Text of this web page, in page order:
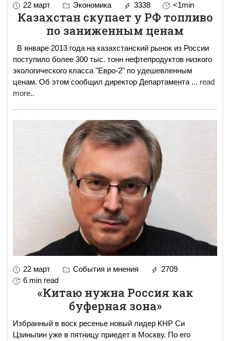
22 март Экономика 3338 <1min
Казахстан скупает у РФ топливо
по заниженным ценам
В январе 2013 года на казахстанский рынок из России
поступило более 300 тыс. тонн нефтепродуктов низкого
экологического класса "Евро-2" по удешевленным
ценам. Об этом сообщил директор Департамента ... read
more..
22 март События и мнения
2709
6 min read
«Китаю нужна Россия как
буферная зона»
Избранный в воск ресенье новый лидер КНР Си
Цзиньпин уже в пятницу приедет в Москву. По его